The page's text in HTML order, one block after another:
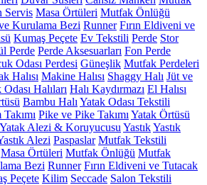
Servis Masa Örtüleri Mutfak Önlüğü
Kurulama Bezi Runner Fırın Eldiveni ve
Kumaş Peçete Ev Tekstili Perde Stor
Perde Perde Aksesuarları Fon Perde
Odası Perdesi Güneşlik Mutfak Perdeleri
Halısı Makine Halısı Shaggy Halı Jüt ve
Halıları Halı Kaydırmazı El Halısı
Bambu Halı Yatak Odası Tekstili
Pike ve Pike Takımı Yatak Örtüsü
Yatak Alezi & Koruyucusu YastıkYastık
Alezi Paspaslar Mutfak Tekstili
Masa Örtüleri Mutfak Önlüğü Mutfak
Bezi Runner Fırın Eldiveni ve Tutacak
Peçete Kilim Seccade Salon Tekstili